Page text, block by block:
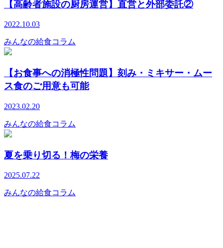
【高齢者施設の厨房運営】直営と外部委託②
2022.10.03
みんなの給食コラム
【お食事への消極性問題】刻み・ミキサー・ムー
ス食のご用意も可能
2023.02.20
みんなの給食コラム
夏を乗り切る！梅の栄養
2025.07.22
みんなの給食コラム